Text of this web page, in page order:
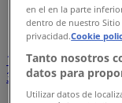
Índice de
1
...
3
567
26
en el en la parte
dentro de nuestro
privacidad.Cookie
Tanto nosotros
datos para
Utilizar datos de